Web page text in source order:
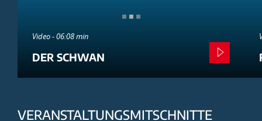
Video - 06:08 min
DER SCHWAN
VERANSTALTUNGSMITSCHNITTE